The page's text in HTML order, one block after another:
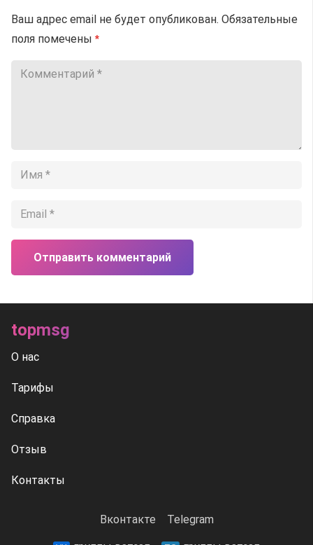
Ваш адрес email не будет опубликован. Обязательные
поля помечены *
Отправить комментарий
topmsg
О нас
Тарифы
Справка
Отзыв
Контакты
Вконтакте Telegram